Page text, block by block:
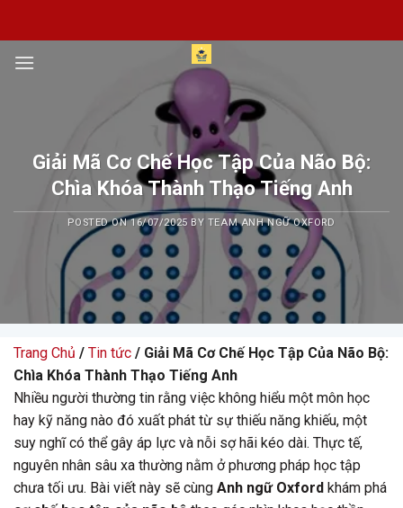
content
Giải Mã Cơ Chế Học Tập Của Não Bộ:
Chìa Khóa Thành Thạo Tiếng Anh
POSTED ON16/07/2025 BY TEAM ANH NGỮ OXFORD
Trang Chủ / Tin tức / Giải Mã Cơ Chế Học Tập Của Não Bộ:
Chìa Khóa Thành Thạo Tiếng Anh
Nhiều người thường tin rằng việc không hiểu một môn học
hay kỹ năng nào đó xuất phát từ sự thiếu năng khiếu, một
suy nghĩ có thể gây áp lực và nỗi sợ hãi kéo dài. Thực tế,
nguyên nhân sâu xa thường nằm ở phương pháp học tập
chưa tối ưu. Bài viết này sẽ cùng Anh ngữ Oxford khám phá